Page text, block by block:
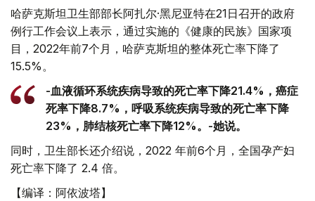
哈萨克斯坦卫生部部长阿扎尔·黑尼亚特在21日召开的政府
例行工作会议上表示，通过实施的《健康的民族》国家项
目，2022年前7个月，哈萨克斯坦的整体死亡率下降了
15.5%。
-血液循环系统疾病导致的死亡率下降21.4%，癌症
死率下降8.7%，呼吸系统疾病导致的死亡率下降
23%，肺结核死亡率下降12%。-她说。
同时，卫生部长还介绍说，2022 年前6个月，全国孕产妇
死亡率下降了 2.4 倍。
【编译：阿依波塔】